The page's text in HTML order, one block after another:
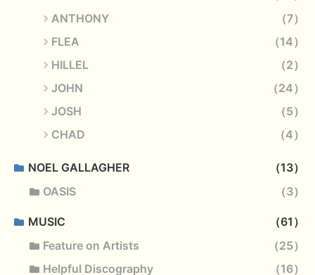
ANTHONY
7
FLEA
14
HILLEL
2
JOHN
24
JOSH
5
CHAD
4
NOEL GALLAGHER
13
OASIS
3
MUSIC
61
Feature on Artists
25
Helpful Discography
16